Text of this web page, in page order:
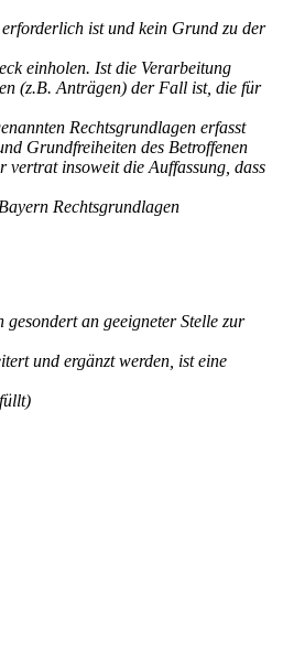
ist und kein Grund zu der
einholen. Ist die Verarbeitung
(z.B. Anträgen) der Fall ist, die für
Rechtsgrundlagen erfasst
Grundfreiheiten des Betroffenen
vertrat insoweit die Auffassung, dass
Rechtsgrundlagen
an geeigneter Stelle zur
und ergänzt werden, ist eine